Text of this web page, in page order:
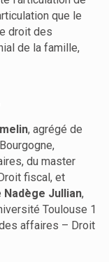
que le
droit des
de la famille,
, agrégé de
du master
fiscal, et
Nadège Jullian,
Toulouse 1
affaires – Droit